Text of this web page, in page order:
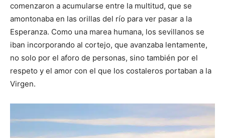
comenzaron a acumularse entre la multitud, que se
amontonaba en las orillas del río para ver pasar a la
Esperanza. Como una marea humana, los sevillanos se
iban incorporando al cortejo, que avanzaba lentamente,
no solo por el aforo de personas, sino también por el
respeto y el amor con el que los costaleros portaban a la
Virgen.